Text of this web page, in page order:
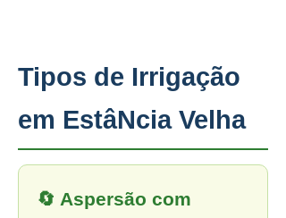
Tipos de Irrigação
em EstâNcia Velha
🔄 Aspersão com